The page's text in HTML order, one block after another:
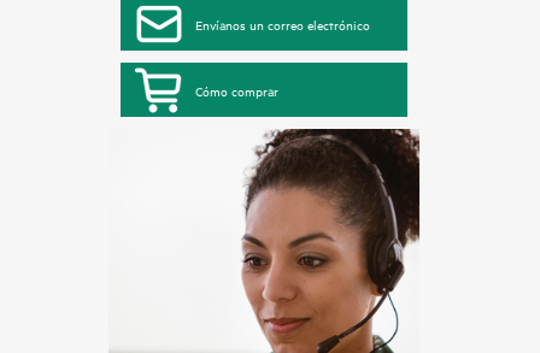
Envíanos un correo electrónico
Cómo comprar